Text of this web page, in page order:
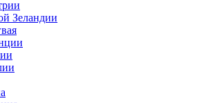
Зеландии